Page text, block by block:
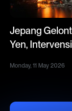
Jepang
Yen,
Monday, 11 May 2026